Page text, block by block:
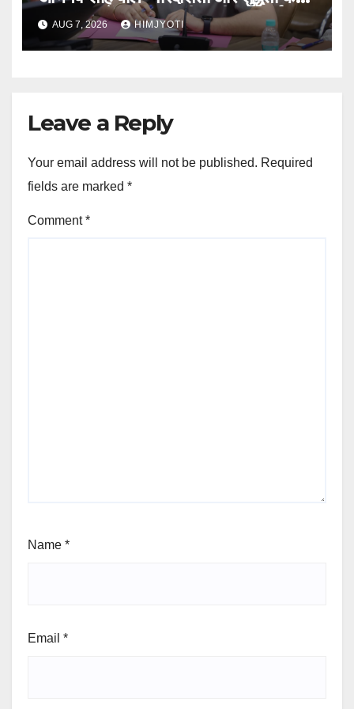
साथ पूरा करें मतदाता सूची पुनरीक्षण कार्य
AUG 7, 2026 HIMJYOTI
Leave a Reply
Your email address will not be published. Required
fields are marked *
Comment*
Name *
Email *